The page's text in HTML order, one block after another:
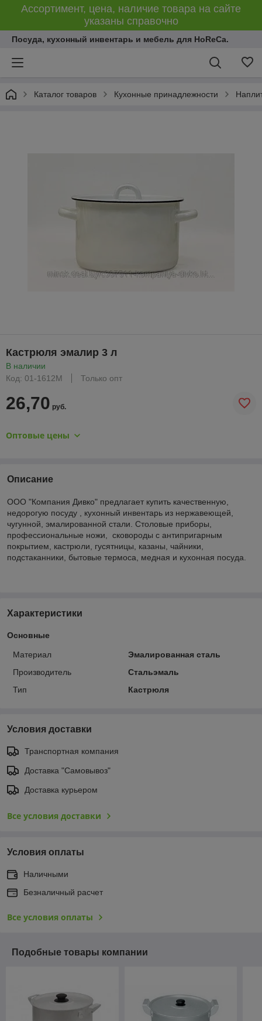
Ассортимент, цена, наличие товара на сайте
указаны справочно
Посуда, кухонный инвентарь и мебель для HoReCa.
Каталог товаров Кухонные принадлежности
Кастрюля эмалир 3 л
В наличии
Код: 01-1612М
Только опт
26,70 руб.
Оптовые цены
Описание
ООО "Компания Дивко" предлагает купить качественную,
недорогую посуду , кухонный инвентарь из нержавеющей,
чугунной, эмалированной стали. Столовые приборы,
профессиональные ножи, сковороды с антипригарным
покрытием, кастрюли, гусятницы, казаны, чайники,
подстаканники, бытовые термоса, медная и кухонная посуда.
Характеристики
Основные
Материал
Эмалированная сталь
Производитель
Стальэмаль
Тип
Кастрюля
Условия доставки
Транспортная компания
Доставка "Самовывоз"
Доставка курьером
Все условия доставки
Условия оплаты
Наличными
Безналичный расчет
Все условия оплаты
Подобные товары компании